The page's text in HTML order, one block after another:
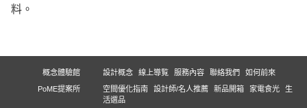
料。
概念體驗館 設計概念 線上導覧 服務內容 聯絡我們
如何前來
PoME提案所
空間優化指南 設計師/名人推薦 新品開箱 家電食光
生
活選品